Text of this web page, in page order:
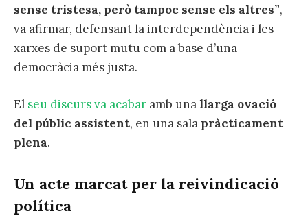
sense tristesa, però tampoc sense els altres”,
va afirmar, defensant la interdependència i les
xarxes de suport mutu com a base d’una
democràcia més justa.
El seu discurs va acabar amb una llarga ovació
del públic assistent, en una sala pràcticament
plena.
Un acte marcat per la reivindicació
política